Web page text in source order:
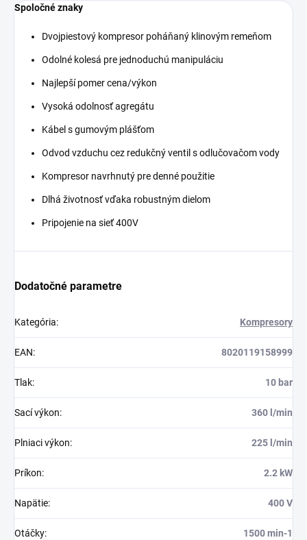
Spoločné znaky
Dvojpiestový kompresor poháňaný klinovým remeňom
Odolné kolesá pre jednoduchú manipuláciu
Najlepší pomer cena/výkon
Vysoká odolnosť agregátu
Kábel s gumovým plášťom
Odvod vzduchu cez redukčný ventil s odlučovačom vody
Kompresor navrhnutý pre denné použitie
Dlhá životnosť vďaka robustným dielom
Pripojenie na sieť 400V
Dodatočné parametre
Kategória: Kompresory
EAN: 8020119158999
Tlak: 10 bar
Sací výkon: 360 l/min
Plniaci výkon: 225 l/min
Príkon: 2.2 kW
Napätie: 400 V
Otáčky: 1500 min-1